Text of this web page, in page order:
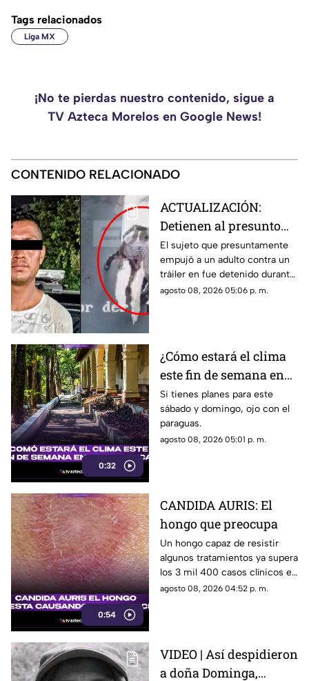
Tags relacionados
Liga MX
¡No te pierdas nuestro contenido, sigue a
TV Azteca Morelos en Google News!
CONTENIDO RELACIONADO
ACTUALIZACIÓN:
Detienen al presunto
responsable que
empujó a un hombre de
la tercera edad contra
un tráiler
El sujeto que presuntamente
empujó a un adulto contra un
tráiler en fue detenido durante
la madrugada de este sábado 8
agosto 08, 2026 05:06 p. m.
0:32
¿Cómo estará el clima
este fin de semana en
Cuernavaca?
Si tienes planes para este
sábado y domingo, ojo con el
paraguas.
agosto 08, 2026 05:01 p. m.
0:54
CANDIDA AURIS: El
hongo que preocupa
Un hongo capaz de resistir
algunos tratamientos ya supera
los 3 mil 400 casos clínicos en
Estados Unidos durante 2026.
agosto 08, 2026 04:52 p. m.
VIDEO | Así despidieron
a doña Dominga,